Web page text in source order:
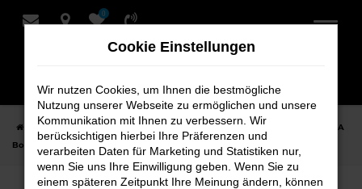
Zum
0
Startseite Achim CUPRA CUPRA Born
Finden Sie Ihren CUPRA
Born Gebrauchtwagen für Achim bei Schmidt + Koch
Cookie Einstellungen
Wir nutzen Cookies, um Ihnen die bestmögliche
Nutzung unserer Webseite zu ermöglichen und unsere
Kommunikation mit Ihnen zu verbessern. Wir
berücksichtigen hierbei Ihre Präferenzen und
verarbeiten Daten für Marketing und Statistiken nur,
wenn Sie uns Ihre Einwilligung geben. Wenn Sie zu
einem späteren Zeitpunkt Ihre Meinung ändern, können